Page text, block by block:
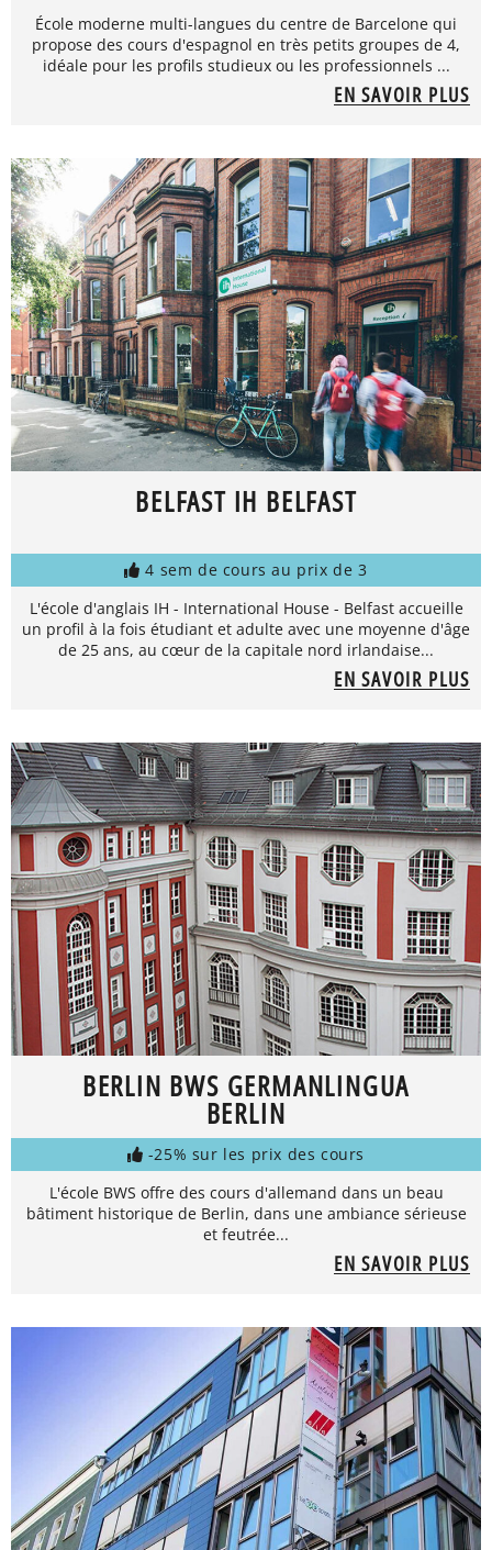
École moderne multi-langues du centre de Barcelone qui
propose des cours d'espagnol en très petits groupes de 4,
idéale pour les profils studieux ou les professionnels ...
EN SAVOIR PLUS
BELFAST IH BELFAST
4 sem de cours au prix de 3
L'école d'anglais IH - International House - Belfast accueille
un profil à la fois étudiant et adulte avec une moyenne d'âge
de 25 ans, au cœur de la capitale nord irlandaise...
EN SAVOIR PLUS
BERLIN BWS GERMANLINGUA
BERLIN
-25% sur les prix des cours
L'école BWS offre des cours d'allemand dans un beau
bâtiment historique de Berlin, dans une ambiance sérieuse
et feutrée...
EN SAVOIR PLUS